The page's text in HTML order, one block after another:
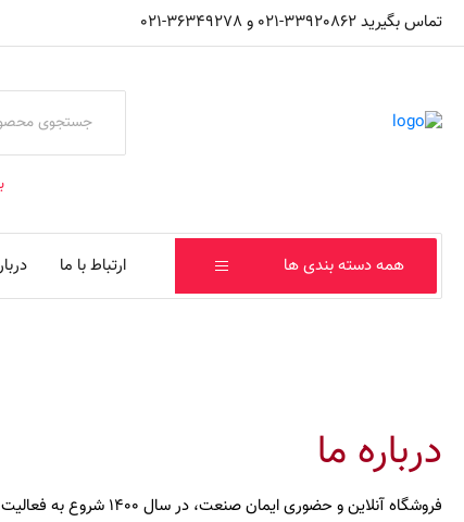
تماس بگیرید 33920862-021 و 36349278-021
همه دسته بندی ها ارتباط با ما
درباره ما
فروشگاه آنلاین و حضوری ایمان صنعت